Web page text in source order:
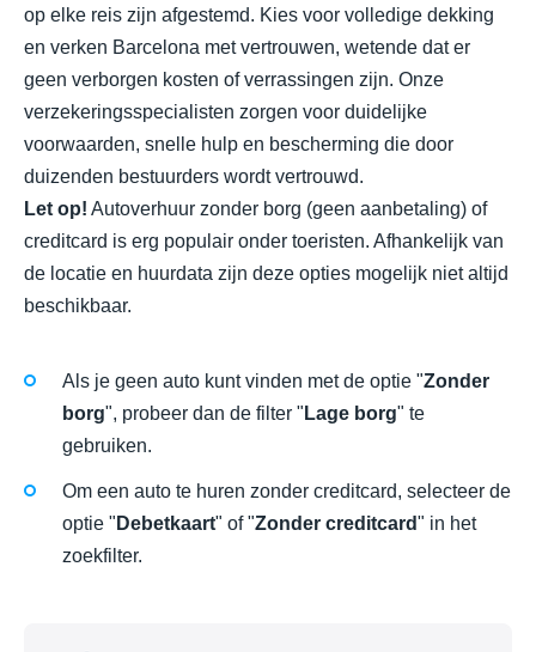
op elke reis zijn afgestemd. Kies voor volledige dekking
en verken Barcelona met vertrouwen, wetende dat er
geen verborgen kosten of verrassingen zijn. Onze
verzekeringsspecialisten zorgen voor duidelijke
voorwaarden, snelle hulp en bescherming die door
duizenden bestuurders wordt vertrouwd.
Let op! Autoverhuur zonder borg (geen aanbetaling) of
creditcard is erg populair onder toeristen. Afhankelijk van
de locatie en huurdata zijn deze opties mogelijk niet altijd
beschikbaar.
Als je geen auto kunt vinden met de optie "Zonder
borg", probeer dan de filter " Lage borg" te
gebruiken.
Om een auto te huren zonder creditcard, selecteer de
optie " Debetkaart" of "Zonder creditcard" in het
zoekfilter.